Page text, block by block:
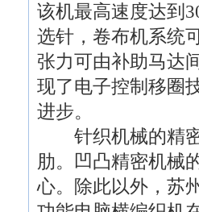
该机最高速度达到
选针，卷布机系统
张力可由补助马达
现了电子控制移圈
进步。
针织机械的精密
肋。凹凸精密机械
心。除此以外，苏